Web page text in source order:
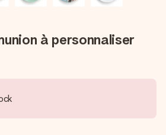
à personnaliser